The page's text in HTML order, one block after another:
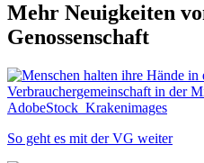
Mehr Neuigkeiten
Genossenschaft
So geht es mit der VG weiter